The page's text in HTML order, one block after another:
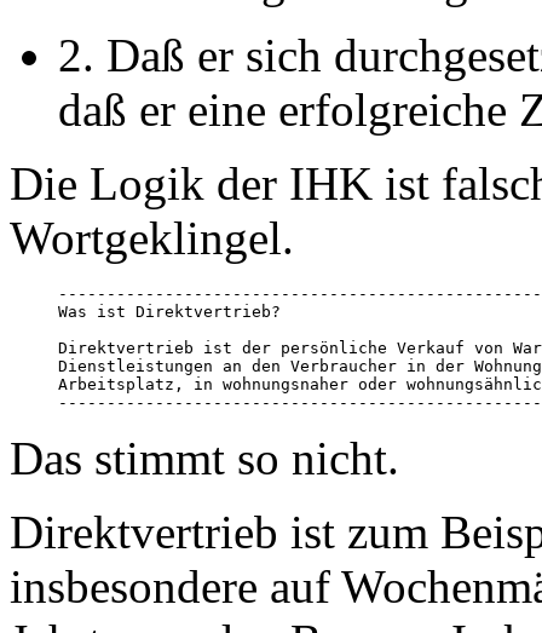
2. Daß er sich
daß er eine erfolgreiche
Die Logik der IHK ist
Wortgeklingel.
Was ist Direktvertrieb?
Direktvertrieb ist der persönliche Verkauf von
Dienstleistungen an den Verbraucher in der
Arbeitsplatz, in wohnungsnaher oder
Das stimmt so nicht.
Direktvertrieb ist zum
insbesondere auf